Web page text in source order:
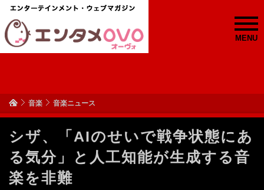
MENU
音楽 音楽ニュース
シザ、「AIのせいで戦争状態にあ
る気分」と人工知能が生成する音
楽を非難